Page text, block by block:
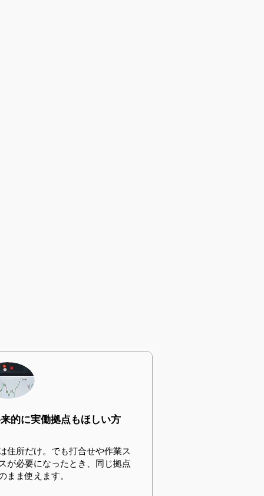
的に実働拠点もほしい方
住所だけ。でも打合せや作業ス
が必要になったとき、同じ拠点
まま使えます。